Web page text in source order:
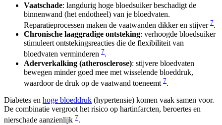
Vaatschade: langdurig hoge bloedsuiker beschadigt de
binnenwand (het endotheel) van je bloedvaten.
Reparatieprocessen maken de vaatwanden dikker en stijver 7.
Chronische laaggradige ontsteking: verhoogde bloedsuiker
stimuleert ontstekingsreacties die de flexibiliteit van
bloedvaten verminderen 7.
Aderverkalking (atherosclerose): stijvere bloedvaten
bewegen minder goed mee met wisselende bloeddruk,
waardoor de druk op de vaatwand toeneemt 7.
Diabetes en hoge bloeddruk (hypertensie) komen vaak samen voor.
De combinatie vergroot het risico op hartinfarcten, beroertes en
nierschade aanzienlijk 7.